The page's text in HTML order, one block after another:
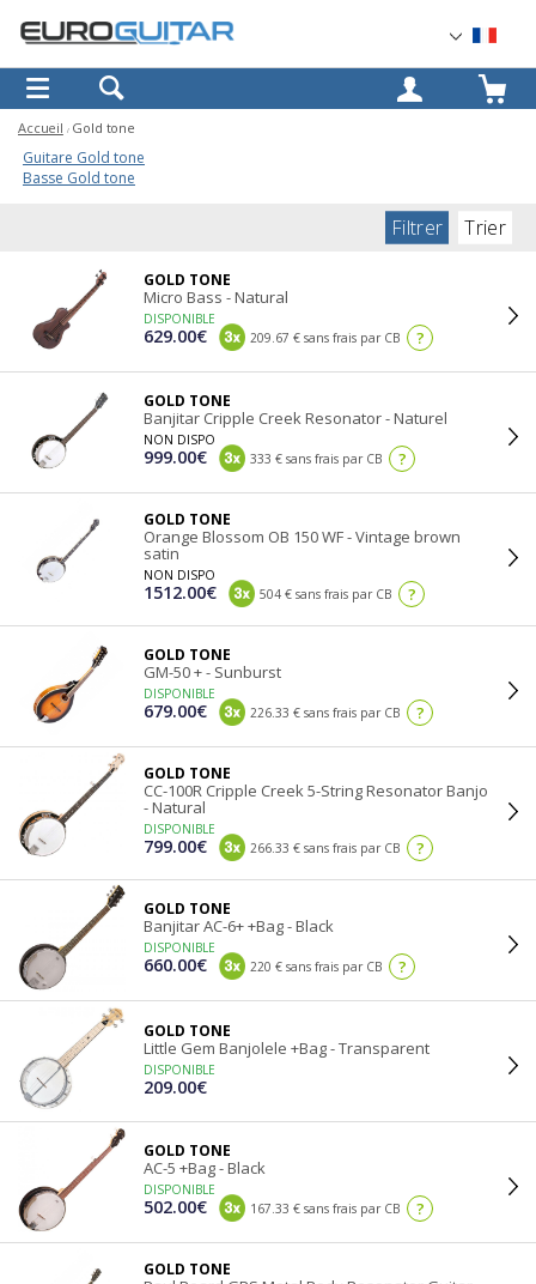
OK
Accueil Gold tone
Guitare Gold tone
Basse Gold tone
Filtrer Trier
GOLD TONE
Micro Bass - Natural
DISPONIBLE
629.00€ 209.67 € sans frais par CB ?
GOLD TONE
Banjitar Cripple Creek Resonator - Naturel
NON DISPO
999.00€ 333 € sans frais par CB ?
GOLD TONE
Orange Blossom OB 150 WF - Vintage brown
satin
NON DISPO
1512.00€ 504 € sans frais par CB ?
GOLD TONE
GM-50 + - Sunburst
DISPONIBLE
679.00€ 226.33 € sans frais par CB ?
GOLD TONE
CC-100R Cripple Creek 5-String Resonator Banjo
- Natural
DISPONIBLE
799.00€ 266.33 € sans frais par CB ?
GOLD TONE
Banjitar AC-6+ +Bag - Black
DISPONIBLE
660.00€ 220 € sans frais par CB ?
GOLD TONE
Little Gem Banjolele +Bag - Transparent
DISPONIBLE
209.00€
GOLD TONE
AC-5 +Bag - Black
DISPONIBLE
502.00€ 167.33 € sans frais par CB ?
GOLD TONE